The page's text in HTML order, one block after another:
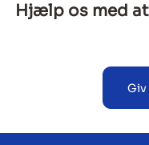
Hjælp os med